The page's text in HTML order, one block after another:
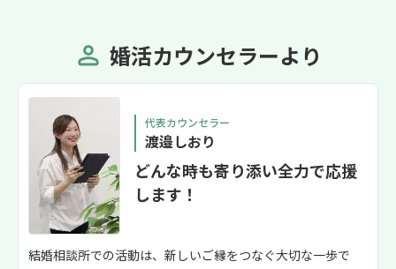
ウンセラーさんのサポートがあることは
とても心強かったですよ！ 私は結婚相談
婚活カウンセラーより
代表カウンセラー
渡邉しおり
どんな時も寄り添い全力で応援
します！
結婚相談所での活動は、新しいご縁をつなぐ大切な一歩で